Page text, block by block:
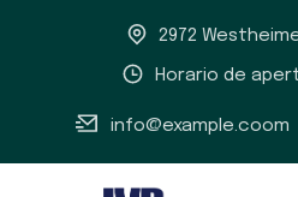
2972
Horario de
info@example.coom